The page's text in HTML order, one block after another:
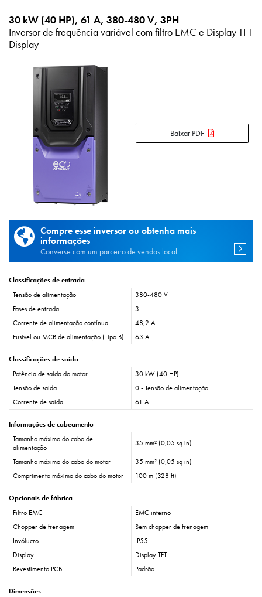
30 kW (40 HP), 61 A, 380-480 V, 3PH
Inversor de frequência variável com filtro EMC e Display TFT
Display
Baixar PDF
Compre esse inversor ou obtenha mais
informações
Converse com um parceiro de vendas local
Classificações de entrada
Tensão de alimentação
380-480 V
Fases de entrada
3
Corrente de alimentação contínua
48,2 A
Fusível ou MCB de alimentação (Tipo B)
63 A
Classificações de saída
Potência de saída do motor
30 kW (40 HP)
Tensão de saída
0 - Tensão de alimentação
Corrente de saída
61 A
Informações de cabeamento
Tamanho máximo do cabo de
alimentação
35 mm² (0,05 sq in)
Tamanho máximo do cabo do motor
35 mm² (0,05 sq in)
Comprimento máximo do cabo do motor
100 m (328 ft)
Opcionais de fábrica
Filtro EMC
EMC interno
Chopper de frenagem
Sem chopper de frenagem
Invólucro
IP55
Display
Display TFT
Revestimento PCB
Padrão
Dimensões